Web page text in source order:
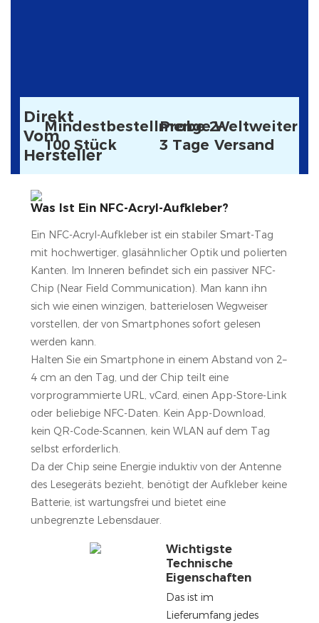
Direkt
Vom
Hersteller
Mindestbestellmenge
100 Stück
Probe 2–
3 Tage
Weltweiter
Versand
Was Ist Ein NFC-Acryl-Aufkleber?
Ein NFC-Acryl-Aufkleber ist ein stabiler Smart-Tag
mit hochwertiger, glasähnlicher Optik und polierten
Kanten. Im Inneren befindet sich ein passiver NFC-
Chip (Near Field Communication). Man kann ihn
sich wie einen winzigen, batterielosen Wegweiser
vorstellen, der von Smartphones sofort gelesen
werden kann.
Halten Sie ein Smartphone in einem Abstand von 2–
4 cm an den Tag, und der Chip teilt eine
vorprogrammierte URL, vCard, einen App-Store-Link
oder beliebige NFC-Daten. Kein App-Download,
kein QR-Code-Scannen, kein WLAN auf dem Tag
selbst erforderlich.
Da der Chip seine Energie induktiv von der Antenne
des Lesegeräts bezieht, benötigt der Aufkleber keine
Batterie, ist wartungsfrei und bietet eine
unbegrenzte Lebensdauer.
Wichtigste
Technische
Eigenschaften
Das ist im
Lieferumfang jedes